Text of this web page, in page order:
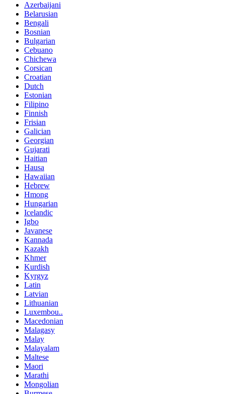
Azerbaijani
Belarusian
Bengali
Bosnian
Bulgarian
Cebuano
Chichewa
Corsican
Croatian
Dutch
Estonian
Filipino
Finnish
Frisian
Galician
Georgian
Gujarati
Haitian
Hausa
Hawaiian
Hebrew
Hmong
Hungarian
Icelandic
Igbo
Javanese
Kannada
Kazakh
Khmer
Kurdish
Kyrgyz
Latin
Latvian
Lithuanian
Luxembou..
Macedonian
Malagasy
Malay
Malayalam
Maltese
Maori
Marathi
Mongolian